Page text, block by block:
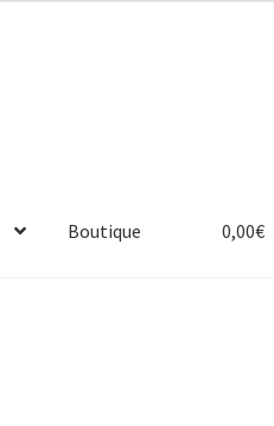
Boutique 0,00€